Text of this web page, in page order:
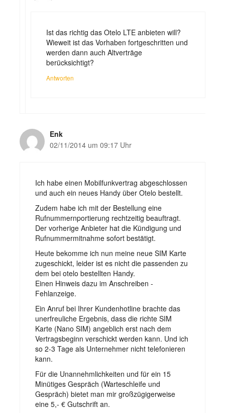
Ist das richtig das Otelo LTE anbieten will?
Wieweit ist das Vorhaben fortgeschritten und
werden dann auch Altverträge
berücksichtigt?
Antworten
Enk
02/11/2014 um 09:17 Uhr
Ich habe einen Mobilfunkvertrag abgeschlossen
und auch ein neues Handy über Otelo bestellt.
Zudem habe ich mit der Bestellung eine
Rufnummernportierung rechtzeitig beauftragt.
Der vorherige Anbieter hat die Kündigung und
Rufnummermitnahme sofort bestätigt.
Heute bekomme ich nun meine neue SIM Karte
zugeschickt, leider ist es nicht die passenden zu
dem bei otelo bestellten Handy.
Einen Hinweis dazu im Anschreiben -
Fehlanzeige.
Ein Anruf bei Ihrer Kundenhotline brachte das
unerfreuliche Ergebnis, dass die richte SIM
Karte (Nano SIM) angeblich erst nach dem
Vertragsbeginn verschickt werden kann. Und ich
so 2-3 Tage als Unternehmer nicht telefonieren
kann.
Für die Unannehmlichkeiten und für ein 15
Minütiges Gespräch (Warteschleife und
Gespräch) bietet man mir großzügigerweise
eine 5,- € Gutschrift an.